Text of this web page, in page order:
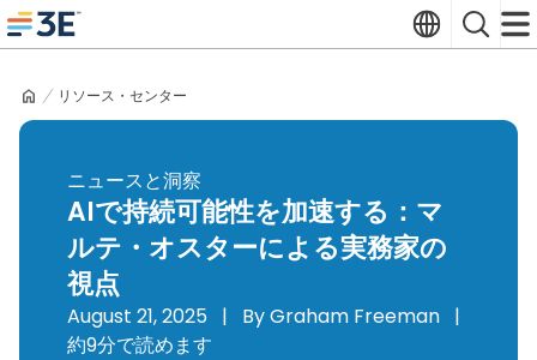
Skip
to
3E home
TranslateSearch
リソース・センター
ニュースと洞察
AIで持続可能性を加速する：マ
ルテ・オスターによる実務家の
視点
August 21, 2025 | By Graham Freeman |
約9分で読めます